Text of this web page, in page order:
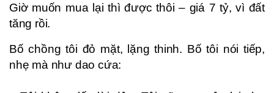
Giờ muốn mua lại thì được thôi – giá 7 tỷ, vì đất
tăng rồi.
Bố chồng tôi đỏ mặt, lặng thinh. Bố tôi nói tiếp,
nhẹ mà như dao cứa: